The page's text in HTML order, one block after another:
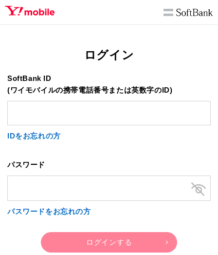
ログイン
SoftBank ID
(ワイモバイルの携帯電話番号または英数字のID)
IDをお忘れの方
パスワード
パスワードをお忘れの方